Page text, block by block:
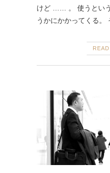
けど …… 。 使うとい
うかにかかってくる。